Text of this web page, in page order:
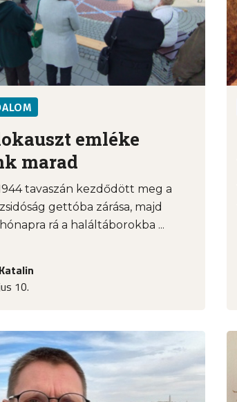
emléke
marad
tavaszán kezdődött meg a
gettóba zárása, majd
rá a haláltáborokba ...
10.